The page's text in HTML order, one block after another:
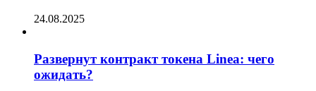
24.08.2025
Развернут контракт токена Linea: чего
ожидать?